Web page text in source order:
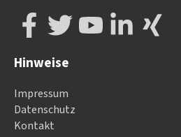
Hinweise
Impressum
Datenschutz
Kontakt